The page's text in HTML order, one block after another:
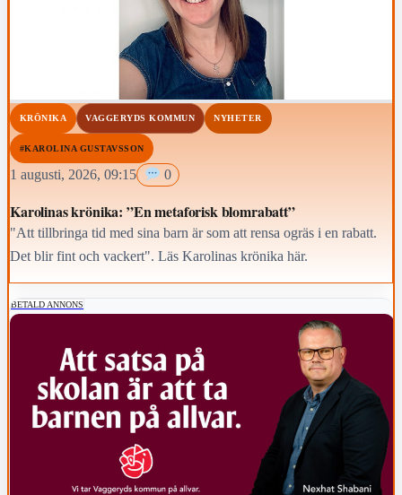
KRÖNIKA VAGGERYDS KOMMUN NYHETER
#KAROLINA GUSTAVSSON
1 augusti, 2026, 09:15 0
Karolinas krönika: ”En metaforisk blomrabatt”
"Att tillbringa tid med sina barn är som att rensa ogräs i en rabatt.
Det blir fint och vackert". Läs Karolinas krönika här.
BETALD ANNONS